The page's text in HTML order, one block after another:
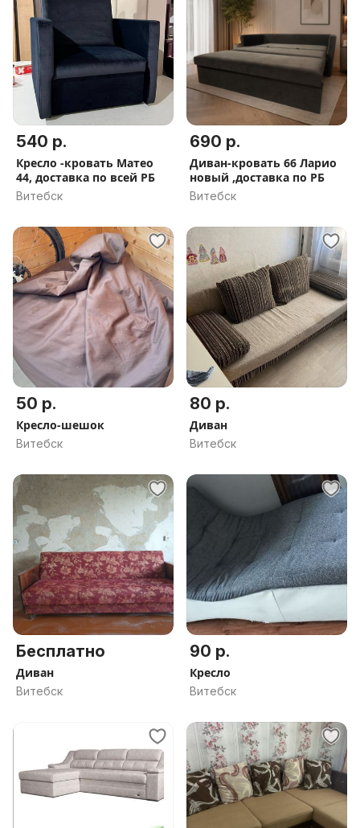
540 р.
Кресло -кровать Матео
44, доставка по всей РБ
Витебск
690 р.
Диван-кровать 66 Ларио
новый ,доставка по РБ
Витебск
50 р.
Кресло-шешок
Витебск
80 р.
Диван
Витебск
Бесплатно
Диван
Витебск
90 р.
Кресло
Витебск